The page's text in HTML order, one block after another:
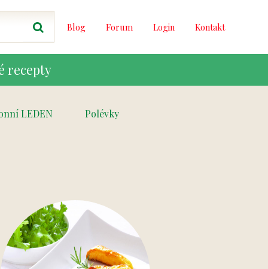
Blog Forum Login Kontakt
recepty
LEDEN Polévky